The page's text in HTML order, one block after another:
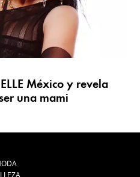
México y revela
una mami